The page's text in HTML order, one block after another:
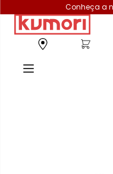
Conheça a